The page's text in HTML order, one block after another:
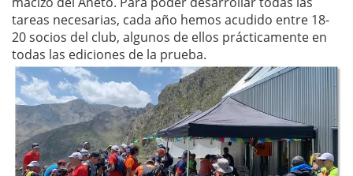
tareas necesarias, cada año hemos acudido entre 18-
20 socios del club, algunos de ellos prácticamente en
todas las ediciones de la prueba.